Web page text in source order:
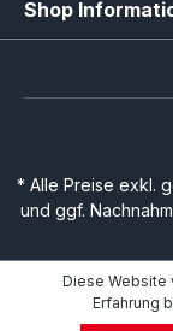
Shop
* Alle Preise exkl.
und ggf.
Diese Website
Erfahrung